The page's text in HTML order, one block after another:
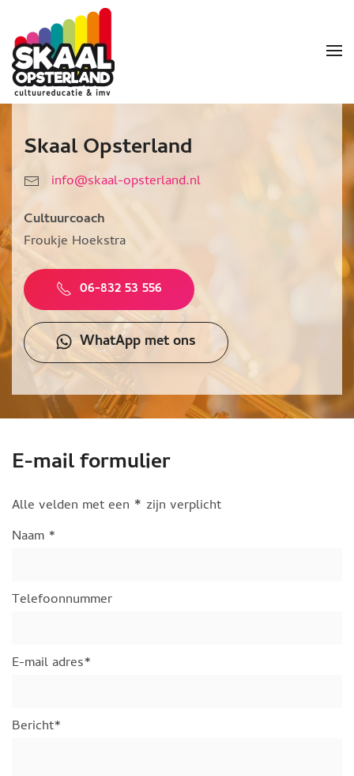
Skip to main content
Skaal Opsterland
info@skaal-opsterland.nl
Cultuurcoach
Froukje Hoekstra
06-832 53 556
WhatApp met ons
E-mail formulier
Alle velden met een * zijn verplicht
Naam *
Telefoonnummer
E-mail adres*
Bericht*